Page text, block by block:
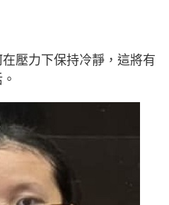
壓力下保持冷靜，這將有